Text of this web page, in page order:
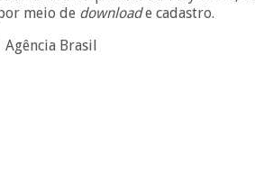
meio de downloade cadastro.
Brasil